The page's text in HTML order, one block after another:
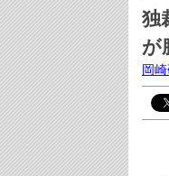
独
が
岡